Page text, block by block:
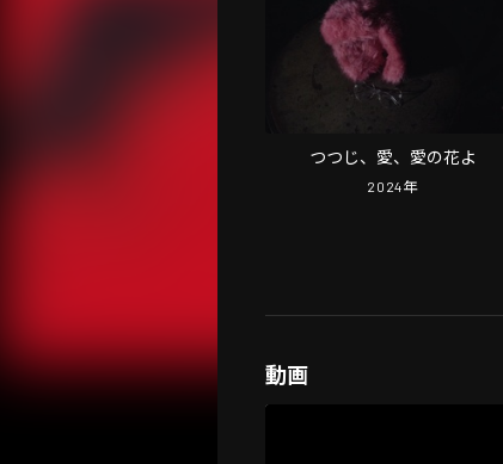
つつじ、愛、愛の花よ
2024年
動画